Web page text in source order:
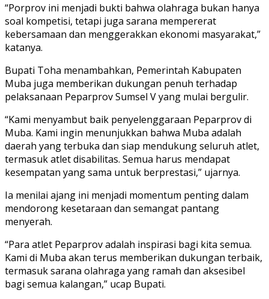
“Porprov ini menjadi bukti bahwa olahraga bukan hanya
soal kompetisi, tetapi juga sarana mempererat
kebersamaan dan menggerakkan ekonomi masyarakat,”
katanya.
Bupati Toha menambahkan, Pemerintah Kabupaten
Muba juga memberikan dukungan penuh terhadap
pelaksanaan Peparprov Sumsel V yang mulai bergulir.
“Kami menyambut baik penyelenggaraan Peparprov di
Muba. Kami ingin menunjukkan bahwa Muba adalah
daerah yang terbuka dan siap mendukung seluruh atlet,
termasuk atlet disabilitas. Semua harus mendapat
kesempatan yang sama untuk berprestasi,” ujarnya.
Ia menilai ajang ini menjadi momentum penting dalam
mendorong kesetaraan dan semangat pantang
menyerah.
“Para atlet Peparprov adalah inspirasi bagi kita semua.
Kami di Muba akan terus memberikan dukungan terbaik,
termasuk sarana olahraga yang ramah dan aksesibel
bagi semua kalangan,” ucap Bupati.